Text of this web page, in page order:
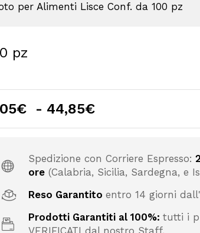
per Alimenti Lisce Conf. da 100 pz
pz
€ - 44,85€
da
8,05€
a
44,85€
Spedizione con Corriere Espresso:
ore (Calabria, Sicilia, Sardegna, e
Reso Garantitoentro 14 giorni
Prodotti Garantiti al 100%:tutti i
VERIFICATI dal nostro Staff.